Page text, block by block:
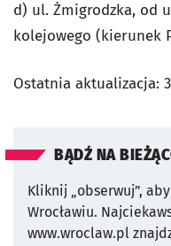
d) ul. Żmigrodzka, od
kolejowego (kierunek
Ostatnia aktualizacja:
BĄDŹ NA
Kliknij „obserwuj”,
Wrocławiu.
www.wroclaw.pl